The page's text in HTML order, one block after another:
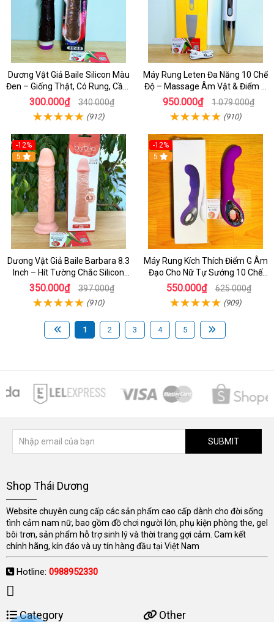
Dương Vật Giả Baile Silicon Màu
Đen – Giống Thật, Có Rung, Cầm
Tay Giá Rẻ
300.000₫ 340.000₫
(912)
Máy Rung Leten Đa Năng 10 Chế
Độ – Massage Âm Vật & Điểm G
Cực Phê Cho Nữ
950.000₫ 1.079.000₫
(910)
-12%
5
Dương Vật Giả Baile Barbara 8.3
Inch – Hít Tường Chắc Silicon
Giống Thật Cực Phê Cho Nữ Giới
350.000₫ 397.000₫
(910)
-12%
5
Máy Rung Kích Thích Điểm G Âm
Đạo Cho Nữ Tự Sướng 10 Chế
Độ Rung
550.000₫ 625.000₫
(909)
1 2 3 4 5
SUBMIT
Shop Thái Dương
Website chuyên cung cấp các sản phẩm cao cấp dành cho đời sống
tình cảm nam nữ, bao gồm đồ chơi người lớn, phụ kiện phòng the, gel
bôi trơn, sản phẩm hỗ trợ sinh lý và thời trang gợi cảm. Cam kết
chính hãng, kín đáo và uy tín hàng đầu tại Việt Nam
Hotline: 0988952330
Category Other